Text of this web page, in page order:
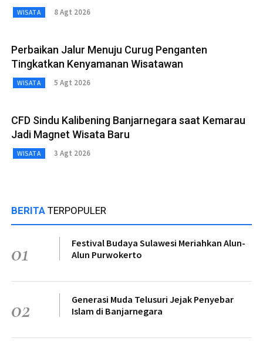
WISATA 8 Agt 2026
Perbaikan Jalur Menuju Curug Penganten
Tingkatkan Kenyamanan Wisatawan
WISATA 5 Agt 2026
CFD Sindu Kalibening Banjarnegara saat Kemarau
Jadi Magnet Wisata Baru
WISATA 3 Agt 2026
BERITA TERPOPULER
01
Festival Budaya Sulawesi Meriahkan Alun-
Alun Purwokerto
02
Generasi Muda Telusuri Jejak Penyebar
Islam di Banjarnegara